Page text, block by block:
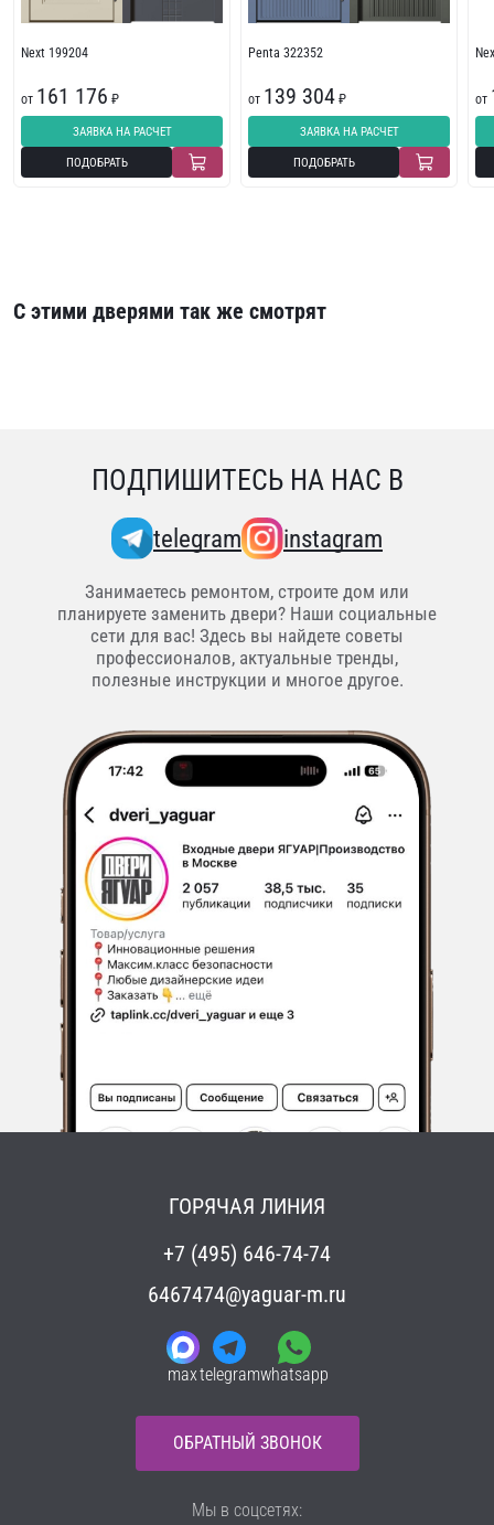
Next 199204
от 161 176 ₽
ЗАЯВКА НА РАСЧЕТ
ПОДОБРАТЬ
Penta 322352
от 139 304 ₽
ЗАЯВКА НА РАСЧЕТ
ПОДОБРАТЬ
от
С этими дверями так же смотрят
ПОДПИШИТЕСЬ НА НАС В
telegram instagram
Занимаетесь ремонтом, строите дом или
планируете заменить двери? Наши социальные
сети для вас! Здесь вы найдете советы
профессионалов, актуальные тренды,
полезные инструкции и многое другое.
ГОРЯЧАЯ ЛИНИЯ
+7 (495) 646-74-74
6467474@yaguar-m.ru
maxtelegramwhatsapp
ОБРАТНЫЙ ЗВОНОК
Мы в соцсетях: